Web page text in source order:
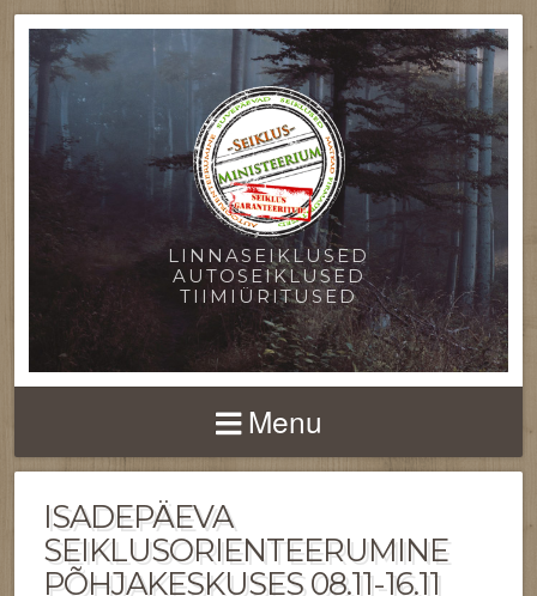
LINNASEIKLUSED
AUTOSEIKLUSED
TIIMIÜRITUSED
Menu
ISADEPÄEVA
SEIKLUSORIENTEERUMINE
PÕHJAKESKUSES 08.11-16.11